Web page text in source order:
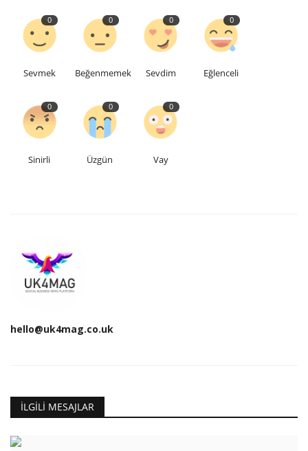
Dilim
English Turkish
0
Sevmek
0
Beğenmemek
0
Sevdim
0
Eğlenceli
0
Sinirli
0
Üzgün
0
Vay
hello@uk4mag.co.uk
İLGILI MESAJLAR